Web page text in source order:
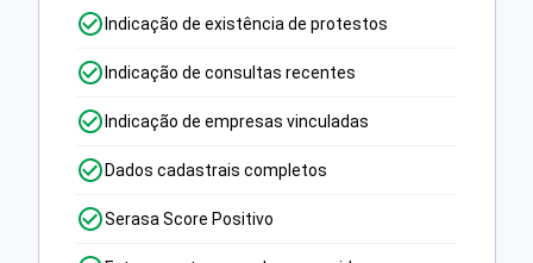
Indicação de existência de protestos
Indicação de consultas recentes
Indicação de empresas vinculadas
Dados cadastrais completos
Serasa Score Positivo